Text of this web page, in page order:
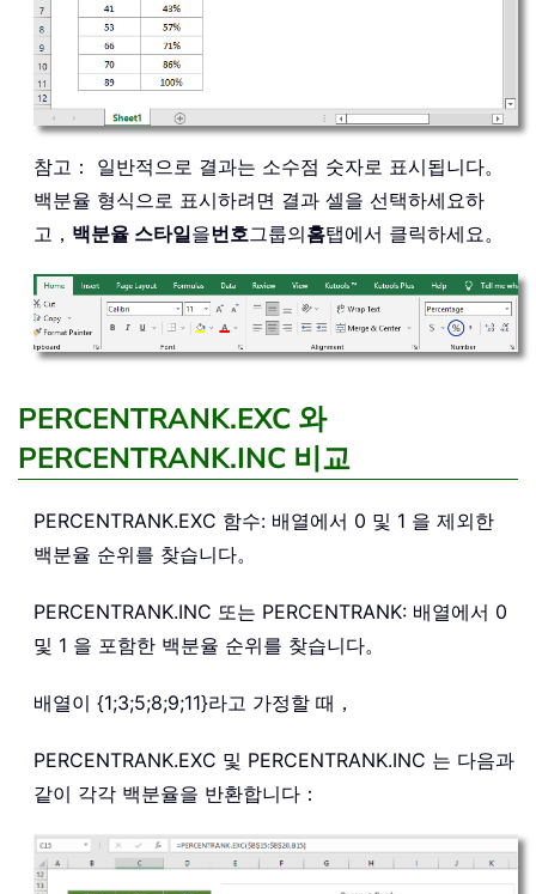
참고： 일반적으로 결과는 소수점 숫자로 표시됩니다。
백분율 형식으로 표시하려면 결과 셀을 선택하세요하
고， 백분율 스타일을번호그룹의홈탭에서 클릭하세요。
PERCENTRANK.EXC 와
PERCENTRANK.INC 비교
PERCENTRANK.EXC 함수: 배열에서 0 및 1 을 제외한
백분율 순위를 찾습니다。
PERCENTRANK.INC 또는 PERCENTRANK: 배열에서 0
및 1 을 포함한 백분율 순위를 찾습니다。
배열이 {1;3;5;8;9;11}라고 가정할 때，
PERCENTRANK.EXC 및 PERCENTRANK.INC 는 다음과
같이 각각 백분율을 반환합니다：